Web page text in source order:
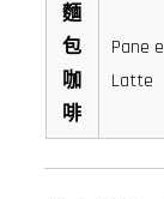
麵
包
咖
啡
Pane e
Latte